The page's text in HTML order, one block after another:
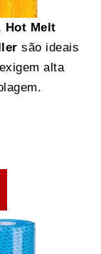
Hot Melt
são ideais
alta